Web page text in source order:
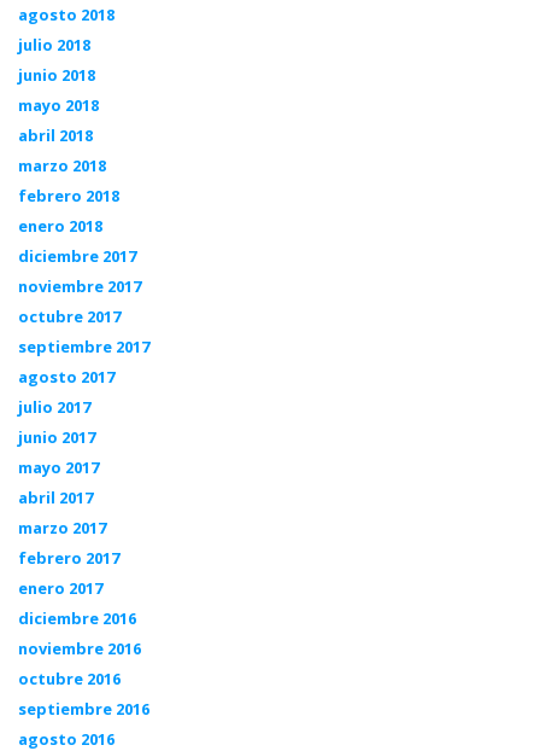
agosto 2018
julio 2018
junio 2018
mayo 2018
abril 2018
marzo 2018
febrero 2018
enero 2018
diciembre 2017
noviembre 2017
octubre 2017
septiembre 2017
agosto 2017
julio 2017
junio 2017
mayo 2017
abril 2017
marzo 2017
febrero 2017
enero 2017
diciembre 2016
noviembre 2016
octubre 2016
septiembre 2016
agosto 2016